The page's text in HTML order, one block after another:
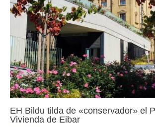
EH Bildu tilda de «conservador» el
Vivienda de Eibar